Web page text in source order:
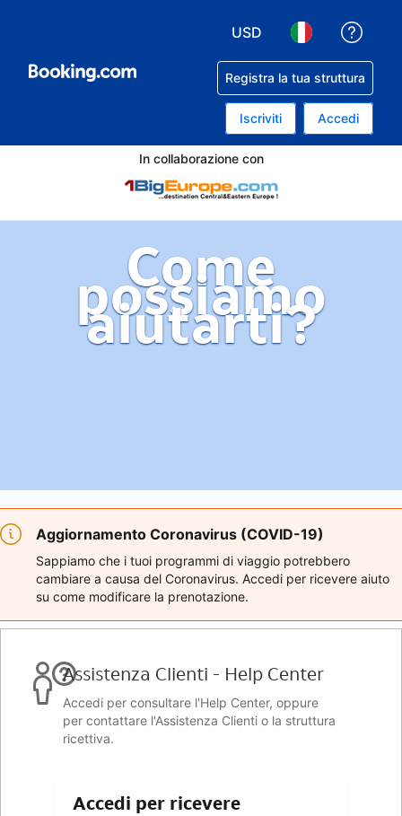
USD
Registra la tua struttura
Iscriviti Accedi
In collaborazione con
Come
possiamo
aiutarti?
Aggiornamento Coronavirus (COVID-19)
Sappiamo che i tuoi programmi di viaggio potrebbero
cambiare a causa del Coronavirus. Accedi per ricevere aiuto
su come modificare la prenotazione.
Assistenza Clienti - Help Center
Accedi per consultare l'Help Center, oppure
per contattare l'Assistenza Clienti o la struttura
ricettiva.
Accedi per ricevere